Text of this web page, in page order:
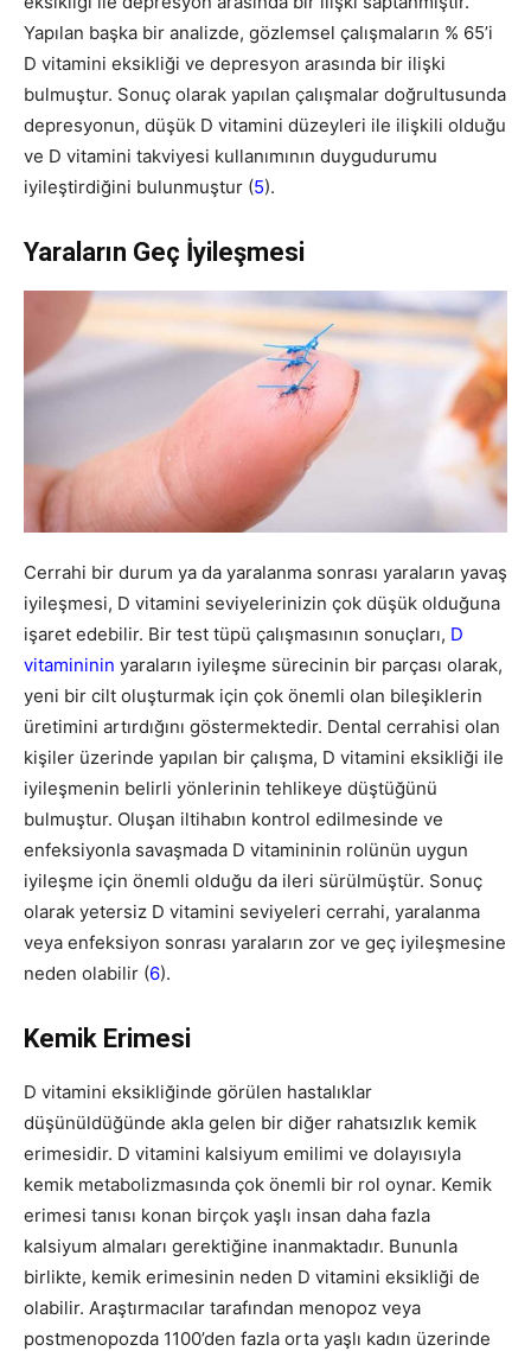
Yapılan başka bir analizde, gözlemsel çalışmaların % 65’i
D vitamini eksikliği ve depresyon arasında bir ilişki
bulmuştur. Sonuç olarak yapılan çalışmalar doğrultusunda
depresyonun, düşük D vitamini düzeyleri ile ilişkili olduğu
ve D vitamini takviyesi kullanımının duygudurumu
iyileştirdiğini bulunmuştur (5).
Yaraların Geç İyileşmesi
Cerrahi bir durum ya da yaralanma sonrası yaraların yavaş
iyileşmesi, D vitamini seviyelerinizin çok düşük olduğuna
işaret edebilir. Bir test tüpü çalışmasının sonuçları, D
vitamininin yaraların iyileşme sürecinin bir parçası olarak,
yeni bir cilt oluşturmak için çok önemli olan bileşiklerin
üretimini artırdığını göstermektedir. Dental cerrahisi olan
kişiler üzerinde yapılan bir çalışma, D vitamini eksikliği ile
iyileşmenin belirli yönlerinin tehlikeye düştüğünü
bulmuştur. Oluşan iltihabın kontrol edilmesinde ve
enfeksiyonla savaşmada D vitamininin rolünün uygun
iyileşme için önemli olduğu da ileri sürülmüştür. Sonuç
olarak yetersiz D vitamini seviyeleri cerrahi, yaralanma
veya enfeksiyon sonrası yaraların zor ve geç iyileşmesine
neden olabilir (6).
Kemik Erimesi
D vitamini eksikliğinde görülen hastalıklar
düşünüldüğünde akla gelen bir diğer rahatsızlık kemik
erimesidir. D vitamini kalsiyum emilimi ve dolayısıyla
kemik metabolizmasında çok önemli bir rol oynar. Kemik
erimesi tanısı konan birçok yaşlı insan daha fazla
kalsiyum almaları gerektiğine inanmaktadır. Bununla
birlikte, kemik erimesinin neden D vitamini eksikliği de
olabilir. Araştırmacılar tarafından menopoz veya
postmenopozda 1100’den fazla orta yaşlı kadın üzerinde